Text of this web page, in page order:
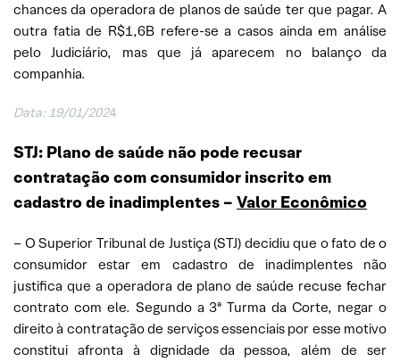
chances da operadora de planos de saúde ter que pagar. A
outra fatia de R$1,6B refere-se a casos ainda em análise
pelo Judiciário, mas que já aparecem no balanço da
companhia.
Data: 19/01/2024
STJ: Plano de saúde não pode recusar
contratação com consumidor inscrito em
cadastro de inadimplentes – Valor Econômico
– O Superior Tribunal de Justiça (STJ) decidiu que o fato de o
consumidor estar em cadastro de inadimplentes não
justifica que a operadora de plano de saúde recuse fechar
contrato com ele. Segundo a 3ª Turma da Corte, negar o
direito à contratação de serviços essenciais por esse motivo
constitui afronta à dignidade da pessoa, além de ser